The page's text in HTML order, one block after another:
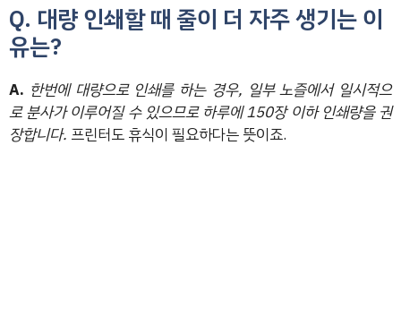
Q. 대량 인쇄할 때 줄이 더 자주 생기는 이
유는?
A. 한번에 대량으로 인쇄를 하는 경우, 일부 노즐에서 일시적으
로 분사가 이루어질 수 있으므로 하루에 150장 이하 인쇄량을 권
장합니다. 프린터도 휴식이 필요하다는 뜻이죠.